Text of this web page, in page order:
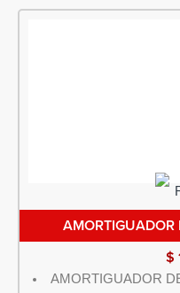
AMORTIGUADOR
$
AMORTIGUADOR